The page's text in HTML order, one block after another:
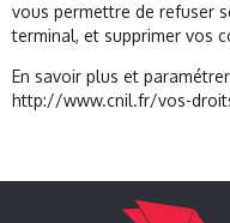
vous permettre de refuser
terminal, et supprimer vos
En savoir plus et
http://www.cnil.fr/vos-